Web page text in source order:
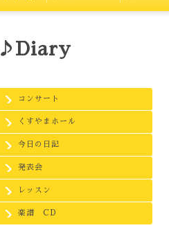
コンサート
くすやまホール
今日の日記
発表会
レッスン
楽譜 CD
♪Diary